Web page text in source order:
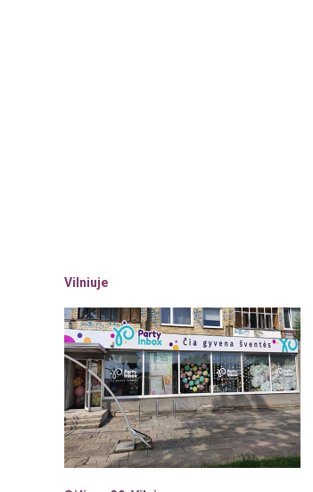
Vilniuje